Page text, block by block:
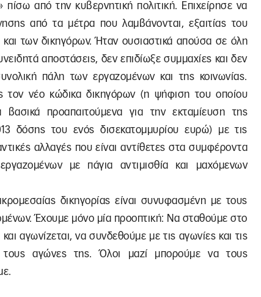
πίσω από την κυβερνητική πολιτική. Επιχείρησε να
από τα μέτρα που λαμβάνονται, εξαιτίας του
των δικηγόρων. Ήταν ουσιαστικά απούσα σε όλη
αποστάσεις, δεν επιδίωξε συμμαχίες και δεν
πάλη των εργαζομένων και της κοινωνίας.
τον νέο κώδικα δικηγόρων (η ψήφιση του οποίου
προαπαιτούμενα για την εκταμίευση της
δόσης του ενός δισεκατομμυρίου ευρώ) με τις
αλλαγές που είναι αντίθετες στα συμφέροντα
με πάγια αντιμισθία και μαχόμενων
δικηγορίας είναι συνυφασμένη με τους
Έχουμε μόνο μία προοπτική: Να σταθούμε στο
αγωνίζεται, να συνδεθούμε με τις αγωνίες και τις
τους αγώνες της. Όλοι μαζί μπορούμε να τους